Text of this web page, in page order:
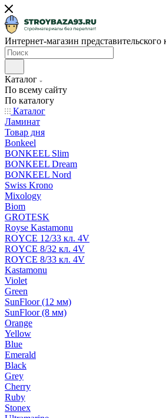
Интернет-магазин представительского
Каталог
По всему сайту
По каталогу
Каталог
Ламинат
Товар дня
Bonkeel
BONKEEL Slim
BONKEEL Dream
BONKEEL Nord
Swiss Krono
Mixology
Biom
GROTESK
Royse Kastamonu
ROYCE 12/33 кл. 4V
ROYCE 8/32 кл. 4V
ROYCE 8/33 кл. 4V
Kastamonu
Violet
Green
SunFloor (12 мм)
SunFloor (8 мм)
Orange
Yellow
Blue
Emerald
Black
Grey
Cherry
Ruby
Stonex